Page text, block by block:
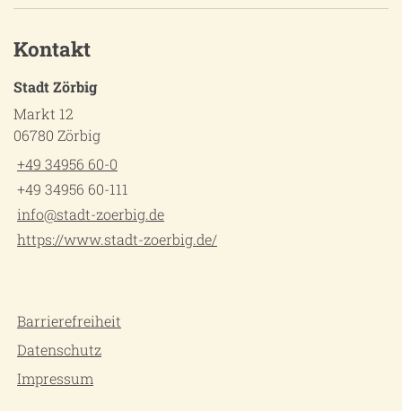
Kontakt
Stadt Zörbig
Markt 12
06780 Zörbig
+49 34956 60-0
+49 34956 60-111
info@stadt-zoerbig.de
https://www.stadt-zoerbig.de/
Barrierefreiheit
Datenschutz
Impressum